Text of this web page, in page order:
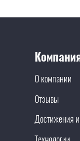
О компании
Отзывы
Достижения